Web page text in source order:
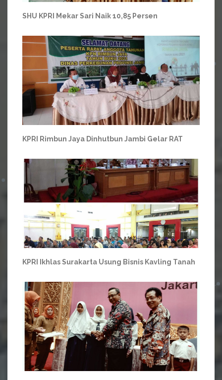
SHU KPRI Mekar Sari Naik 10,85 Persen
KPRI Rimbun Jaya Dinhutbun Jambi Gelar RAT
KPRI Ikhlas Surakarta Usung Bisnis Kavling Tanah